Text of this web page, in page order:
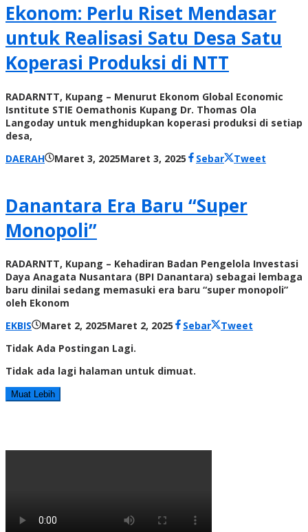
Ekonom: Perlu Riset Mendasar
untuk Realisasi Satu Desa Satu
Koperasi Produksi di NTT
RADARNTT, Kupang – Menurut Ekonom Global Economic
Isntitute STIE Oemathonis Kupang Dr. Thomas Ola
Langoday untuk menghidupkan koperasi produksi di setiap
desa,
DAERAH
Maret 3, 2025Maret 3, 2025 olehSebar Tweet
Danantara Era Baru “Super
Monopoli”
RADARNTT, Kupang – Kehadiran Badan Pengelola Investasi
Daya Anagata Nusantara (BPI Danantara) sebagai lembaga
baru dinilai sedang memasuki era baru “super monopoli”
oleh Ekonom
EKBIS
Maret 2, 2025Maret 2, 2025 olehSebar
Tweet
Tidak Ada Postingan Lagi.
Tidak ada lagi halaman untuk dimuat.
Muat Lebih